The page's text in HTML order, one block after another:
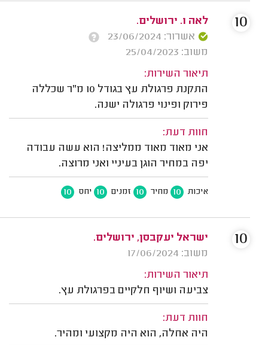
לאה ו. ירושלים.
אשרור: 23/06/2024
משוב: 25/04/2023
תיאור השירות:
התקנת פרגולת עץ בגודל 10 מ"ר שכללה
פירוק ופינוי פרגולה ישנה.
חוות דעת:
אני מאוד מאוד ממליצה! הוא עשה עבודה
יפה במחיר הוגן בעיניי ואני מרוצה.
איכות 10 מחיר 10 זמנים 10 יחס 10
10
ישראל יעקבסן, ירושלים.
משוב: 17/06/2024
תיאור השירות:
צביעה ושיוף חלקיים בפרגולת עץ.
חוות דעת:
היה אחלה, הוא היה מקצועי ומהיר.
10